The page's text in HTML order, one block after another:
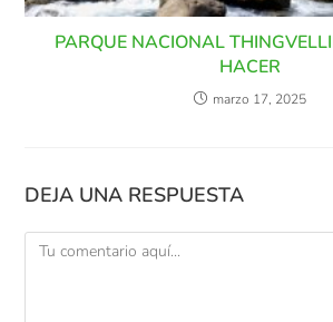
PARQUE NACIONAL
HACER
marzo 17, 2025
DEJA UNA RESPUESTA